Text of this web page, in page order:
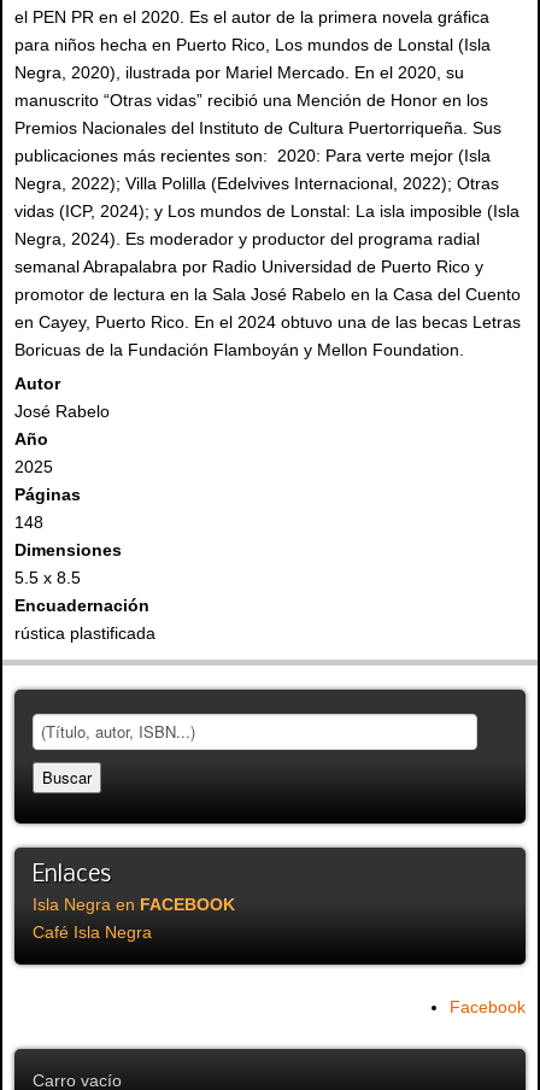
el PEN PR en el 2020. Es el autor de la primera novela gráfica
para niños hecha en Puerto Rico, Los mundos de Lonstal (Isla
Negra, 2020), ilustrada por Mariel Mercado. En el 2020, su
manuscrito “Otras vidas” recibió una Mención de Honor en los
Premios Nacionales del Instituto de Cultura Puertorriqueña. Sus
publicaciones más recientes son: 2020: Para verte mejor (Isla
Negra, 2022); Villa Polilla (Edelvives Internacional, 2022); Otras
vidas (ICP, 2024); y Los mundos de Lonstal: La isla imposible (Isla
Negra, 2024). Es moderador y productor del programa radial
semanal Abrapalabra por Radio Universidad de Puerto Rico y
promotor de lectura en la Sala José Rabelo en la Casa del Cuento
en Cayey, Puerto Rico. En el 2024 obtuvo una de las becas Letras
Boricuas de la Fundación Flamboyán y Mellon Foundation.
Autor
José Rabelo
Año
2025
Páginas
148
Dimensiones
5.5 x 8.5
Encuadernación
rústica plastificada
Enlaces
Isla Negra en FACEBOOK
Café Isla Negra
Facebook
Carro vacío